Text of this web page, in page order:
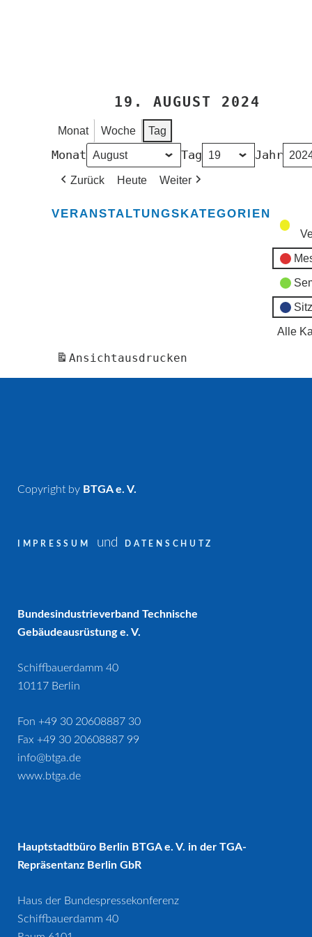
19. AUGUST 2024
Monat Woche Tag
Monat Tag Jahr
Zurück Heute Weiter
VERANSTALTUNGSKATEGORIEN
Alle
Ansichtausdrucken
Copyright by BTGA e. V.
IMPRESSUM und DATENSCHUTZ
Bundesindustrieverband Technische
Gebäudeausrüstung e. V.
Schiffbauerdamm 40
10117 Berlin
Fon +49 30 20608887 30
Fax +49 30 20608887 99
info@btga.de
www.btga.de
Hauptstadtbüro Berlin BTGA e. V. in der TGA-
Repräsentanz Berlin GbR
Haus der Bundespressekonferenz
Schiffbauerdamm 40